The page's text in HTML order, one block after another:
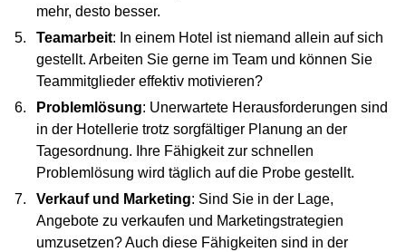
mehr, desto besser.
Teamarbeit: In einem Hotel ist niemand allein auf sich
gestellt. Arbeiten Sie gerne im Team und können Sie
Teammitglieder effektiv motivieren?
Problemlösung: Unerwartete Herausforderungen sind
in der Hotellerie trotz sorgfältiger Planung an der
Tagesordnung. Ihre Fähigkeit zur schnellen
Problemlösung wird täglich auf die Probe gestellt.
Verkauf und Marketing: Sind Sie in der Lage,
Angebote zu verkaufen und Marketingstrategien
umzusetzen? Auch diese Fähigkeiten sind in der